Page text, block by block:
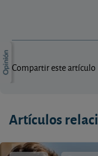
Compartir este artículo
Artículos